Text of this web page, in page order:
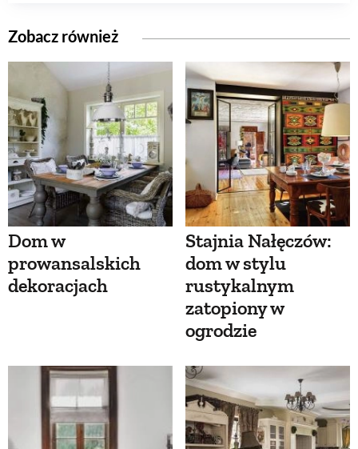
Zobacz również
Dom w
prowansalskich
dekoracjach
Stajnia Nałęczów:
dom w stylu
rustykalnym
zatopiony w
ogrodzie